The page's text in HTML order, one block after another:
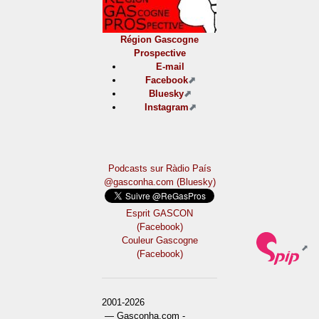
Région Gascogne
Prospective
E-mail
Facebook
Bluesky
Instagram
Podcasts sur Ràdio País
@gasconha.com (Bluesky)
Esprit GASCON
(Facebook)
Couleur Gascogne
(Facebook)
2001-2026
— Gasconha.com -